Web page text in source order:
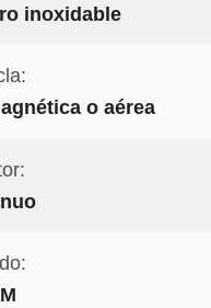
inoxidable
o aérea